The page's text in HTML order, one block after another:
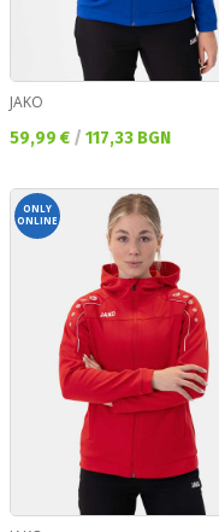
JAKO
Текуща цена:
59,99 € / 117,33 BGN
ONLY
ONLINE